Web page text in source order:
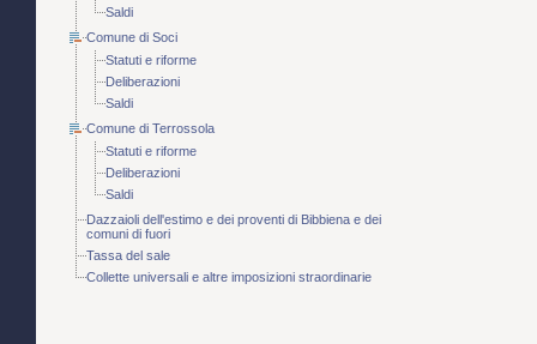
Saldi
Comune di Soci
Statuti e riforme
Deliberazioni
Saldi
Comune di Terrossola
Statuti e riforme
Deliberazioni
Saldi
Dazzaioli dell'estimo e dei proventi di Bibbiena e dei
comuni di fuori
Tassa del sale
Collette universali e altre imposizioni straordinarie